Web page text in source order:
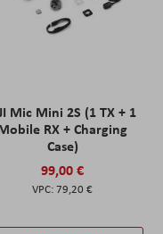
Mic Mini 2S (1 TX + 1
RX + Charging
Case)
99,00 €
79,20 €